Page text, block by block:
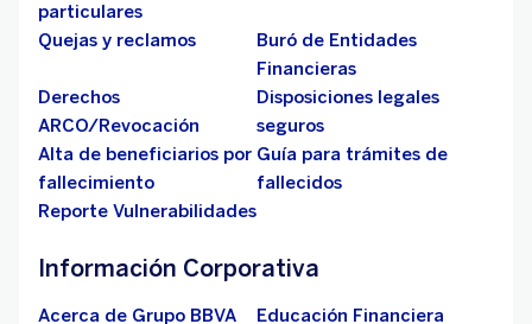
particulares
Quejas y reclamos
Buró de Entidades
Financieras
Derechos
ARCO/Revocación
Disposiciones legales
seguros
Alta de beneficiarios por
fallecimiento
Guía para trámites de
fallecidos
Reporte Vulnerabilidades
Información Corporativa
Acerca de Grupo BBVA
Educación Financiera